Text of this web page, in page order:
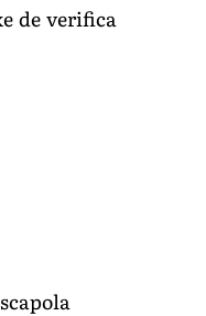
de verifica